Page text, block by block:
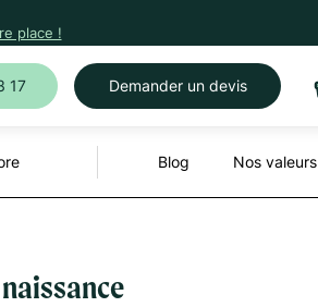
place !
17 Demander un devis
Blog Nos valeurs